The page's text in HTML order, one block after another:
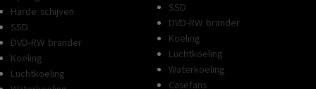
Harde schijven
SSD
DVD-RW brander
Koeling
Luchtkoeling
SSD
DVD-RW brander
Koeling
Luchtkoeling
Waterkoeling
Casefans